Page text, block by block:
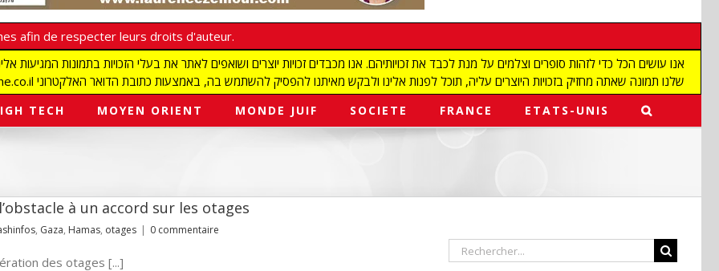
afin de respecter leurs droits d'auteur.
redaction@israelmagazine.co.il שלנו תמונה שאתה מחזיק בזכויות היוצרים עליה, תוכל לפנות אלינו ולבקש מאיתנו להפסיק להשתמש בה, באמצעות כתובת הדואר האלקטרוני
TECH MOYEN ORIENT MONDE JUIF SOCIETE FRANCE ETATS-UNIS
à un accord sur les otages
, Gaza, Hamas, otages | 0 commentaire
des otages [...]
Rechercher: